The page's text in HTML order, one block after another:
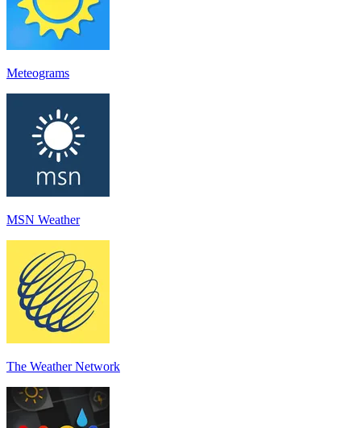
Meteograms
MSN Weather
The Weather Network